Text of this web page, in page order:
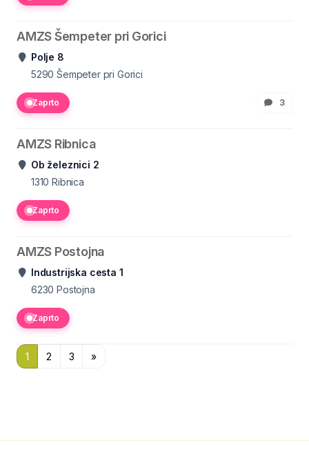
AMZS Šempeter pri Gorici
Polje 8
5290 Šempeter pri Gorici
Zaprto 3
AMZS Ribnica
Ob železnici 2
1310 Ribnica
Zaprto
AMZS Postojna
Industrijska cesta 1
6230 Postojna
Zaprto
1 2 3 »